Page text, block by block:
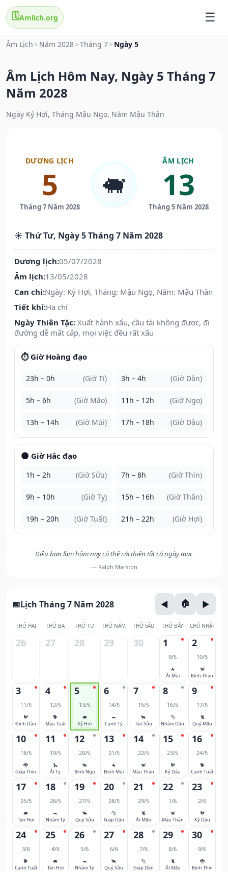
🗓️Amlich.org
Âm Lịch > Năm 2028>Tháng 7> Ngày 5
Âm Lịch Hôm Nay, Ngày 5 Tháng 7
Năm 2028
Ngày Kỷ Hợi, Tháng Mậu Ngọ, Năm Mậu Thân
DƯƠNG LỊCH
5
Tháng 7 Năm 2028
🐖
ÂM LỊCH
13
Tháng 5 Năm 2028
☀️ Thứ Tư, Ngày 5 Tháng 7 Năm 2028
Dương lịch:05/07/2028
Âm lịch:13/05/2028
Can chi:Ngày: Kỷ Hợi, Tháng: Mậu Ngọ, Năm: Mậu Thân
Tiết khí:Hạ chí
Ngày Thiên Tặc: Xuất hành xấu, cầu tài không được, đi
đường dễ mất cắp, mọi việc đều rất xấu
⏱️ Giờ Hoàng đạo
23h – 0h (Giờ Tí) 3h – 4h (Giờ Dần)
5h – 6h (Giờ Mão) 11h – 12h (Giờ Ngọ)
13h – 14h (Giờ Mùi) 17h – 18h (Giờ Dậu)
🌑 Giờ Hắc đạo
1h – 2h (Giờ Sửu) 7h – 8h (Giờ Thìn)
9h – 10h (Giờ Tỵ) 15h – 16h (Giờ Thân)
19h – 20h (Giờ Tuất) 21h – 22h (Giờ Hợi)
Điều bạn làm hôm nay có thể cải thiện tất cả ngày mai.
— Ralph Marston
Lịch Tháng 7 Năm 2028
THỨ HAI THỨ BA THỨ TƯ THỨ NĂM THỨ SÁU THỨ BẢY CHỦ NHẬT
26 27 28 29 30 1
9/5
🐐
Ất Mùi
2
10/5
🐒
Bính Thân
3
11/5
🐓
Đinh Dậu
4
12/5
🐕
Mậu Tuất
5
13/5
🐖
Kỷ Hợi
6
14/5
🐀
Canh Tý
7
15/5
🐂
Tân Sửu
8
16/5
🐅
Nhâm Dần
9
17/5
🐈
Quý Mão
10
18/5
🐉
Giáp Thìn
11
19/5
🐍
Ất Tỵ
12
20/5
🐎
Bính Ngọ
13
21/5
🐐
Đinh Mùi
14
22/5
🐒
Mậu Thân
15
23/5
🐓
Kỷ Dậu
16
24/5
🐕
Canh Tuất
17
25/5
🐖
Tân Hợi
18
26/5
🐀
Nhâm Tý
19
27/5
🐂
Quý Sửu
20
28/5
🐅
Giáp Dần
21
29/5
🐈
Ất Mão
22
1/6
🐒
Mậu Thân
23
2/6
🐓
Kỷ Dậu
24
3/6
🐕
Canh Tuất
25
4/6
🐖
Tân Hợi
26
5/6
🐀
Nhâm Tý
27
6/6
🐂
Quý Sửu
28
7/6
🐅
Giáp Dần
29
8/6
🐈
Ất Mão
30
9/6
🐉
Bính Thìn